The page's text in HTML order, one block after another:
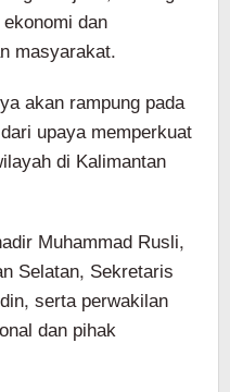
dan
masyarakat.
akan rampung pada
upaya memperkuat
di Kalimantan
Muhammad Rusli,
Selatan, Sekretaris
serta perwakilan
dan pihak